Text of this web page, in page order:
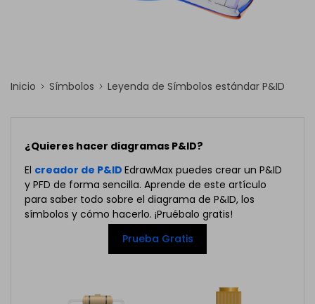
Inicio Símbolos Leyenda de Símbolos estándar P&ID
¿Quieres hacer diagramas P&ID?
El creador de P&IDEdrawMax puedes crear un P&ID
y PFD de forma sencilla. Aprende de este artículo
para saber todo sobre el diagrama de P&ID, los
símbolos y cómo hacerlo. ¡Pruébalo gratis!
Prueba Gratis